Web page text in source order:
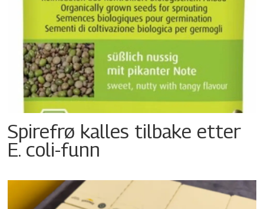
Spirefrø kalles tilbake etter
E. coli-funn